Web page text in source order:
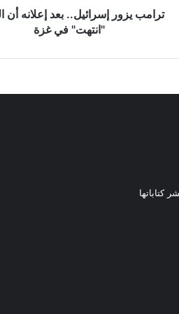
ترامب يزور إسرائيل.. بعد إعلانه أن
"انتهت" في غزة
كتاباتها